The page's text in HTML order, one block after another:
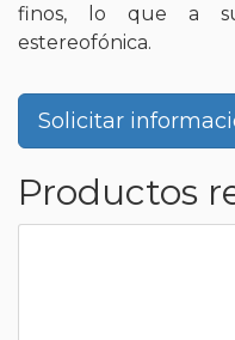
finos, lo que a
estereofónica.
Solicitar
Productos